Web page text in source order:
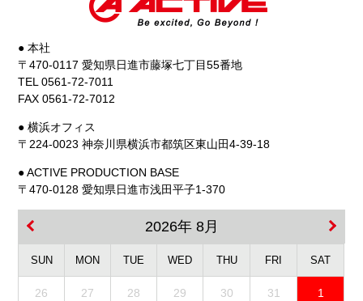
● 本社
〒470-0117 愛知県日進市藤塚七丁目55番地
TEL 0561-72-7011
FAX 0561-72-7012
● 横浜オフィス
〒224-0023 神奈川県横浜市都筑区東山田4-39-18
● ACTIVE PRODUCTION BASE
〒470-0128 愛知県日進市浅田平子1-370
2026年 8月
SUN MON TUE WED THU FRI SAT
26 27 28 29 30 31 1